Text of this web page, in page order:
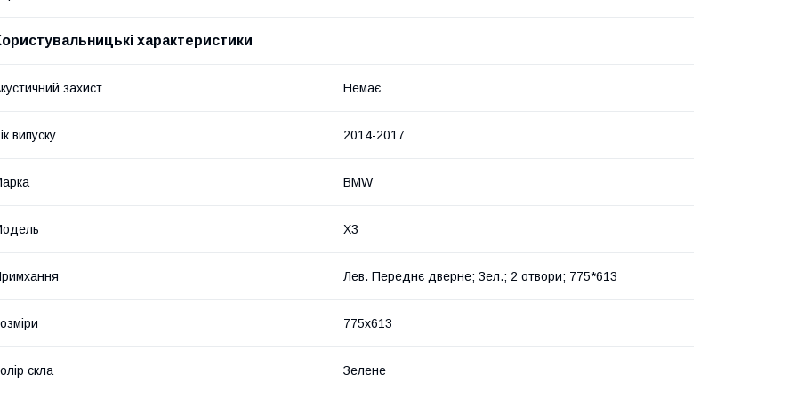
характеристики
захист Немає
випуску 2014-2017
BMW
X3
Лев. Переднє дверне; Зел.; 2 отвори; 775*613
775x613
скла Зелене